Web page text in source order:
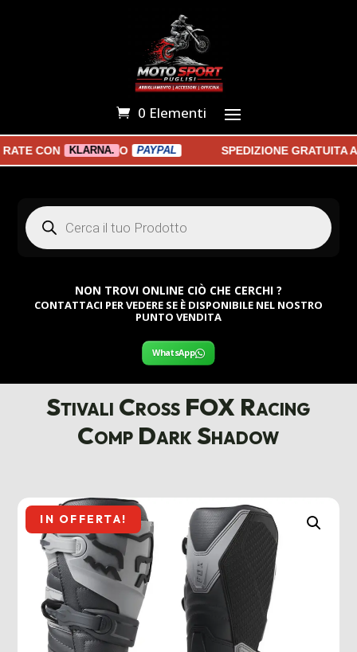
0 Elementi
CON KLARNA. O PAYPAL SPEDIZIONE GRATUITA A
Products
search
NON TROVI ONLINE CIÒ CHE CERCHI ?
CONTATTACI PER VEDERE SE È DISPONIBILE NEL NOSTRO
PUNTO VENDITA
WhatsApp
Stivali Cross FOX Racing
Comp Dark Shadow
IN OFFERTA!